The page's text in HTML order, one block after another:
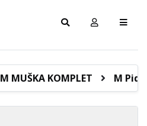
MUŠKA KOMPLET M